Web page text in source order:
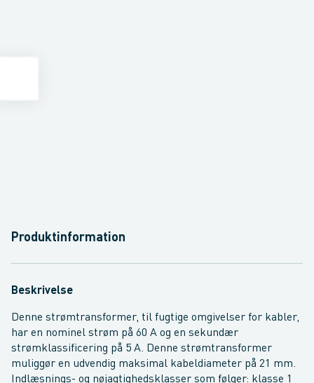
Produktinformation
Beskrivelse
Denne strømtransformer, til fugtige omgivelser for kabler,
har en nominel strøm på 60 A og en sekundær
strømklassificering på 5 A. Denne strømtransformer
muliggør en udvendig maksimal kabeldiameter på 21 mm.
Indlæsnings- og nøjagtighedsklasser som følger: klasse 1